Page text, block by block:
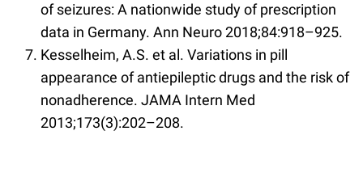
of seizures: A nationwide study of prescription
data in Germany. Ann Neuro 2018;84:918–925.
Kesselheim, A.S. et al. Variations in pill
appearance of antiepileptic drugs and the risk of
nonadherence. JAMA Intern Med
2013;173(3):202–208.